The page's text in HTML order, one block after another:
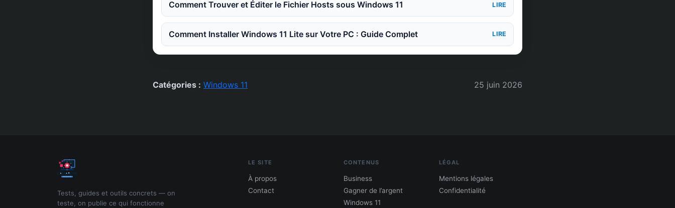
Comment Trouver et Éditer le Fichier Hosts sous Windows 11 LIRE
Comment Installer Windows 11 Lite sur Votre PC : Guide Complet LIRE
Catégories : Windows 11 25 juin 2026
Tests, guides et outils concrets — on
teste, on publie ce qui fonctionne
LE SITE
À propos
Contact
CONTENUS
Business
Gagner de l’argent
Windows 11
LÉGAL
Mentions légales
Confidentialité